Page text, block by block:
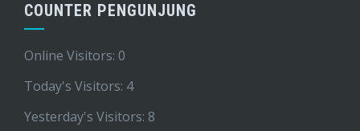
COUNTER PENGUNJUNG
Online Visitors: 0
Today's Visitors: 4
Yesterday's Visitors: 8